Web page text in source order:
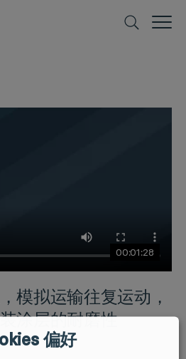
00:01:28
模拟运输往复运动，
涂层的耐磨性
偏好